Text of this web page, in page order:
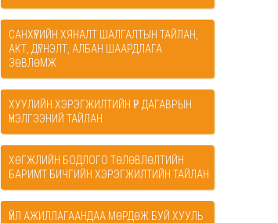
САНХҮҮГИЙН ХЯНАЛТ ШАЛГАЛТЫН ТАЙЛАН,
АКТ, ДҮГНЭЛТ, АЛБАН ШААРДЛАГА
ЗӨВЛӨМЖ
ХУУЛИЙН ХЭРЭГЖИЛТИЙН ҮР ДАГАВРЫН
ҮНЭЛГЭЭНИЙ ТАЙЛАН
ХӨГЖЛИЙН БОДЛОГО ТӨЛӨВЛӨЛТИЙН
БАРИМТ БИЧГИЙН ХЭРЭГЖИЛТИЙН ТАЙЛАН
ҮЙЛ АЖИЛЛАГААНДАА МӨРДӨЖ БУЙ ХУУЛЬ